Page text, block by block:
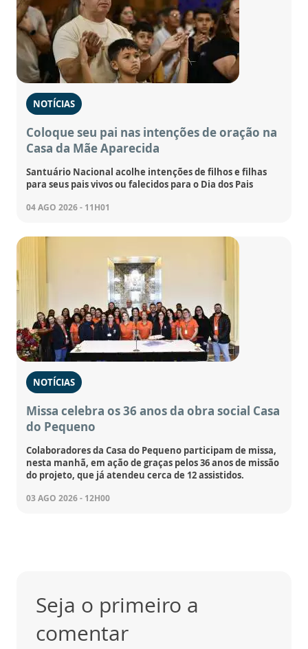
NOTÍCIAS
Coloque seu pai nas intenções de oração na
Casa da Mãe Aparecida
Santuário Nacional acolhe intenções de filhos e filhas
para seus pais vivos ou falecidos para o Dia dos Pais
04 AGO 2026 - 11H01
NOTÍCIAS
Missa celebra os 36 anos da obra social Casa
do Pequeno
Colaboradores da Casa do Pequeno participam de missa,
nesta manhã, em ação de graças pelos 36 anos de missão
do projeto, que já atendeu cerca de 12 assistidos.
03 AGO 2026 - 12H00
Seja o primeiro a
comentar